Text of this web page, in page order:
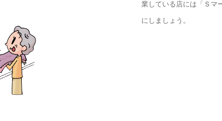
業している店には「Ｓマ
にしましょう。